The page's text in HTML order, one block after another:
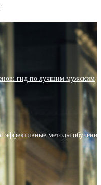
гид по лучшим мужским
эффективные методы